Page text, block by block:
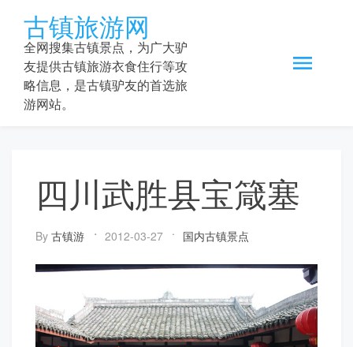
content
古镇旅游网
全网搜集古镇景点，为广大驴
友提供古镇旅游衣食住行等攻
略信息，是古镇驴友的首选旅
游网站。
四川武胜县宝箴塞
By 古镇游 2012-03-27 国内古镇景点